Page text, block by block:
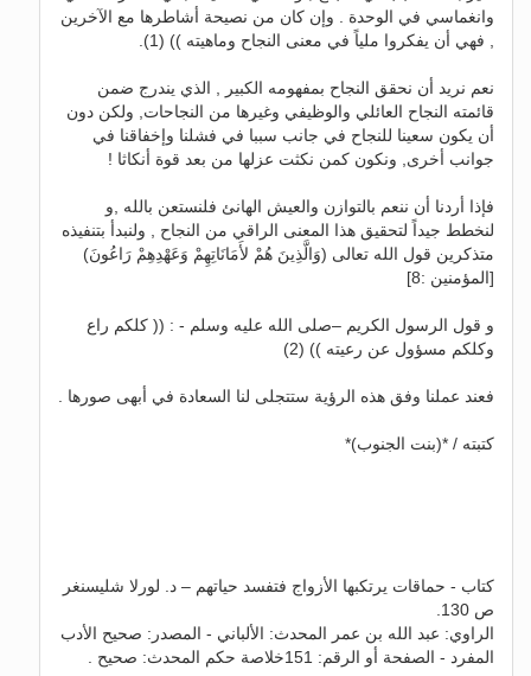
وانغماسي في الوحدة . وإن كان من نصيحة أشاطرها مع الآخرين
, فهي أن يفكروا ملياً في معنى النجاح وماهيته )) (1).
نعم نريد أن نحقق النجاح بمفهومه الكبير , الذي يندرج ضمن
قائمته النجاح العائلي والوظيفي وغيرها من النجاحات, ولكن دون
أن يكون سعينا للنجاح في جانب سببا في فشلنا وإخفاقنا في
جوانب أخرى, ونكون كمن نكثت عزلها من بعد قوة أنكاثا !
فإذا أردنا أن ننعم بالتوازن والعيش الهانئ فلنستعن بالله ,و
لنخطط جيداً لتحقيق هذا المعنى الراقي من النجاح , ولنبدأ بتنفيذه
متذكرين قول الله تعالى (وَالَّذِينَ هُمْ لأَمَانَاتِهِمْ وَعَهْدِهِمْ رَاعُونَ)
[المؤمنين :8]
و قول الرسول الكريم –صلى الله عليه وسلم - : (( كلكم راع
وكلكم مسؤول عن رعيته )) (2)
فعند عملنا وفق هذه الرؤية ستتجلى لنا السعادة في أبهى صورها .
كتبته / *(بنت الجنوب)*
كتاب - حماقات يرتكبها الأزواج فتفسد حياتهم – د. لورلا شليسنغر
ص 130.
الراوي: عبد الله بن عمر المحدث: الألباني - المصدر: صحيح الأدب
المفرد - الصفحة أو الرقم: 151خلاصة حكم المحدث: صحيح .